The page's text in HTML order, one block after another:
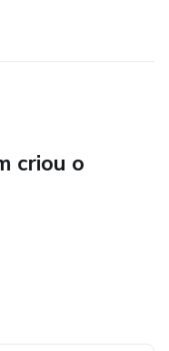
oferece
habilidades, este
pessoa que deseje
e
financeira hoje
criou o